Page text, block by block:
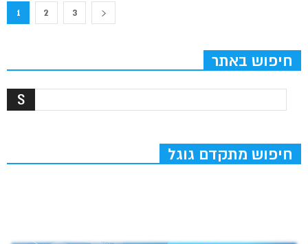
1 2 3
חיפוש באתר
חיפוש מתקדם גוגל